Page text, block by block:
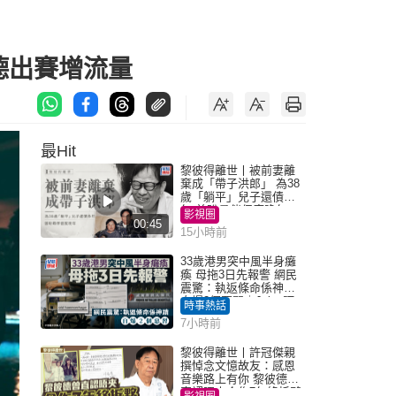
出賽增流量
最Hit
00:45
黎彼得離世丨被前妻離
棄成「帶子洪郎」 為38
歲「躺平」兒子還債多
年 曾盼尋伴侶度晚年
影視圈
15小時前
33歲港男突中風半身癱
瘓 母拖3日先報警 網民
震驚：執返條命係神蹟
自爆2個惡習｜Juicy叮
時事熱話
7小時前
黎彼得離世丨許冠傑親
撰悼念文憶故友：感恩
音樂路上有你 黎彼德曾
直認唔夾合作7年終拆夥